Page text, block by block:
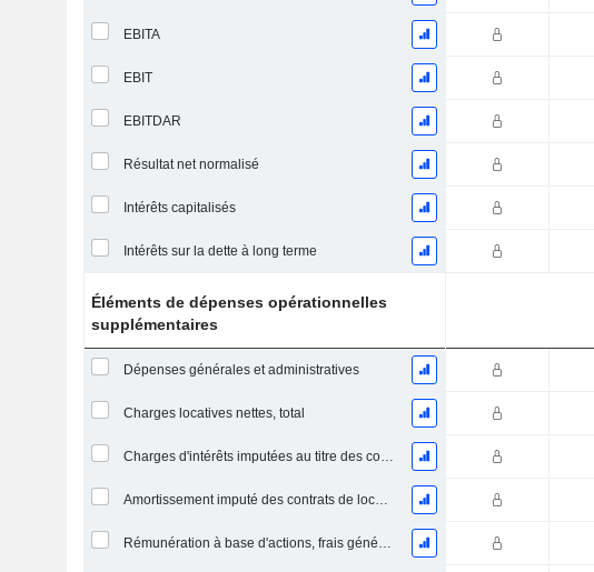
EBITA
EBIT
EBITDAR
Résultat net normalisé
Intérêts capitalisés
Intérêts sur la dette à long terme
Éléments de dépenses opérationnelles
supplémentaires
Dépenses générales et administratives
Charges locatives nettes, total
Charges d'intérêts imputées au titre des contrats de location
Amortissement imputé des contrats de location simple
Rémunération à base d'actions, frais généraux et administratifs (total)